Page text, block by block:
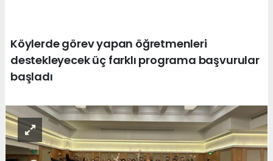
Köylerde görev yapan öğretmenleri
destekleyecek üç farklı programa başvurular
başladı